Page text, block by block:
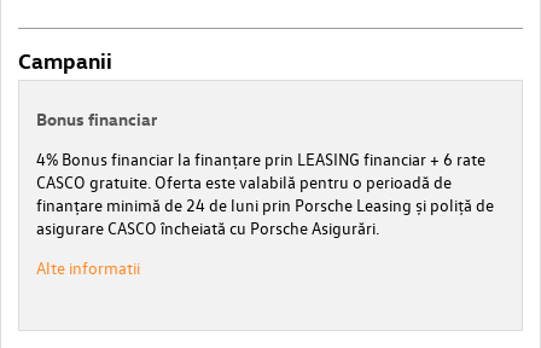
Campanii
Bonus financiar
4% Bonus financiar la finanțare prin LEASING financiar + 6 rate
CASCO gratuite. Oferta este valabilă pentru o perioadă de
finanțare minimă de 24 de luni prin Porsche Leasing și poliță de
asigurare CASCO încheiată cu Porsche Asigurări.
Alte informatii